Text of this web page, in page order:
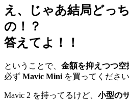
え、じゃあ結局どっ
の！？
答えてよ！！
ということで、 金額を抑えつつ
必ず Mavic Mini を買ってください
Mavic 2 を持ってるけど、 小型の